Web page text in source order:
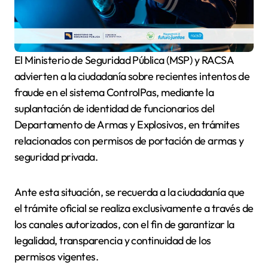
El Ministerio de Seguridad Pública (MSP) y RACSA
advierten a la ciudadanía sobre recientes intentos de
fraude en el sistema ControlPas, mediante la
suplantación de identidad de funcionarios del
Departamento de Armas y Explosivos, en trámites
relacionados con permisos de portación de armas y
seguridad privada.
Ante esta situación, se recuerda a la ciudadanía que
el trámite oficial se realiza exclusivamente a través de
los canales autorizados, con el fin de garantizar la
legalidad, transparencia y continuidad de los
permisos vigentes.